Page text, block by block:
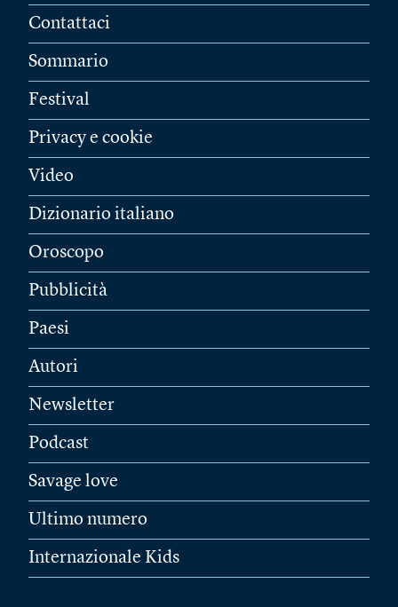
Contattaci
Sommario
Festival
Privacy e cookie
Video
Dizionario italiano
Oroscopo
Pubblicità
Paesi
Autori
Newsletter
Podcast
Savage love
Ultimo numero
Internazionale Kids